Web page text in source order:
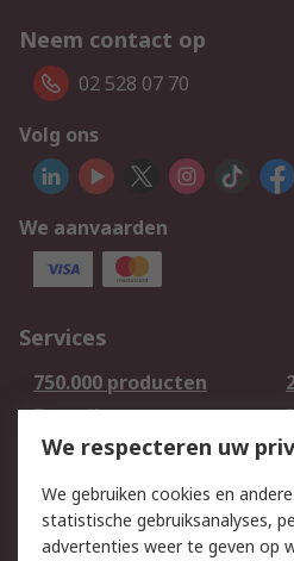
Neem contact op
02 528 07 70
Volg ons
We aanvaarden
Services
750.000 producten
Bestellen
Retouren
Track & Trace
Wettelijk
We respecteren uw
We gebruiken cookies en
statistische gebruiksanalyses,
advertenties weer te geven op